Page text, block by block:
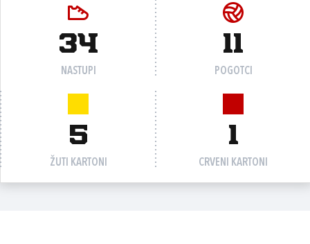
34
NASTUPI
11
POGOTCI
5
ŽUTI KARTONI
1
CRVENI KARTONI